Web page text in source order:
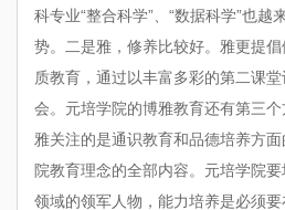
科专业“整合科学”、“数据科学”也越
势。二是雅，修养比较好。雅更提
质教育，通过以丰富多彩的第二课
会。元培学院的博雅教育还有第三
雅关注的是通识教育和品德培养方
院教育理念的全部内容。元培学院
领域的领军人物，能力培养是必须